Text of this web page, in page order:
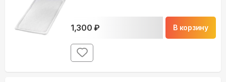
1,300 ₽ В корзину